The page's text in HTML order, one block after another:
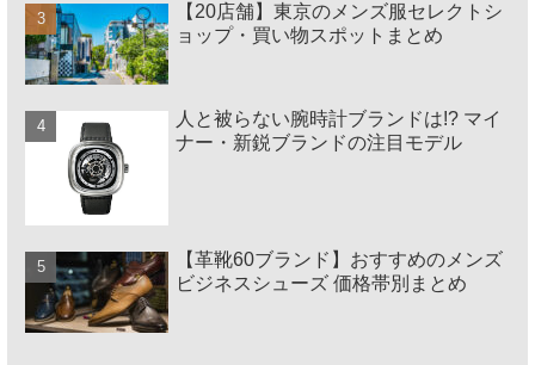
【20店舗】東京のメンズ服セレクトシ
ョップ・買い物スポットまとめ
人と被らない腕時計ブランドは!? マイ
ナー・新鋭ブランドの注目モデル
【革靴60ブランド】おすすめのメンズ
ビジネスシューズ 価格帯別まとめ